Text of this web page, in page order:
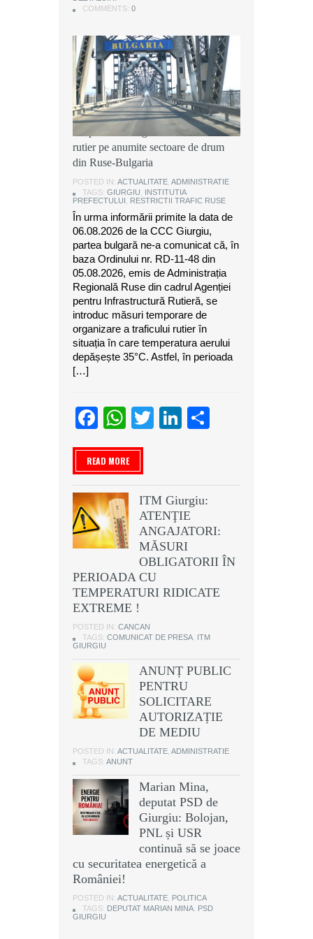
COMMENTS: 0
COMMENTS: 0
COMMENTS: 0
Instituția Prefectului: Măsuri
temporare de organizare a traficului
rutier pe anumite sectoare de drum
din Ruse-Bulgaria
POSTED IN: ACTUALITATE ADMINISTRATIE
TAGS: GIURGIU
INSTITUTIA
PREFECTULUI
RESTRICTII TRAFIC RUSE
În urma informării primite la data de
06.08.2026 de la CCC Giurgiu,
partea bulgară ne-a comunicat că, în
baza Ordinului nr. RD-11-48 din
05.08.2026, emis de Administrația
Regională Ruse din cadrul Agenției
pentru Infrastructură Rutieră, se
introduc măsuri temporare de
organizare a traficului rutier în
situația în care temperatura aerului
depășește 35°C. Astfel, în perioada
[…]
Facebook
WhatsApp
TwitterLinkedIn
READ MORE
ITM Giurgiu:
ATENŢIE
ANGAJATORI:
MĂSURI
OBLIGATORII ÎN
PERIOADA CU
TEMPERATURI RIDICATE
EXTREME !
POSTED IN: CANCAN
TAGS: COMUNICAT DE PRESA ITM
GIURGIU
ANUNȚ PUBLIC
PENTRU
SOLICITARE
AUTORIZAȚIE
DE MEDIU
POSTED IN: ACTUALITATE ADMINISTRATIE
TAGS: ANUNT
Marian Mina,
deputat PSD de
Giurgiu: Bolojan,
PNL și USR
continuă să se joace
cu securitatea energetică a
României!
POSTED IN: ACTUALITATE POLITICA
TAGS: DEPUTAT MARIAN MINA PSD
GIURGIU